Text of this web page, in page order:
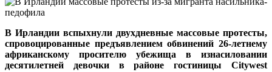
В Ирландии вспыхнули двухдневные массовые протесты,
спровоцированные предъявлением обвинений 26-летнему
африканскому просителю убежища в изнасиловании
десятилетней девочки в районе гостиницы Citywest